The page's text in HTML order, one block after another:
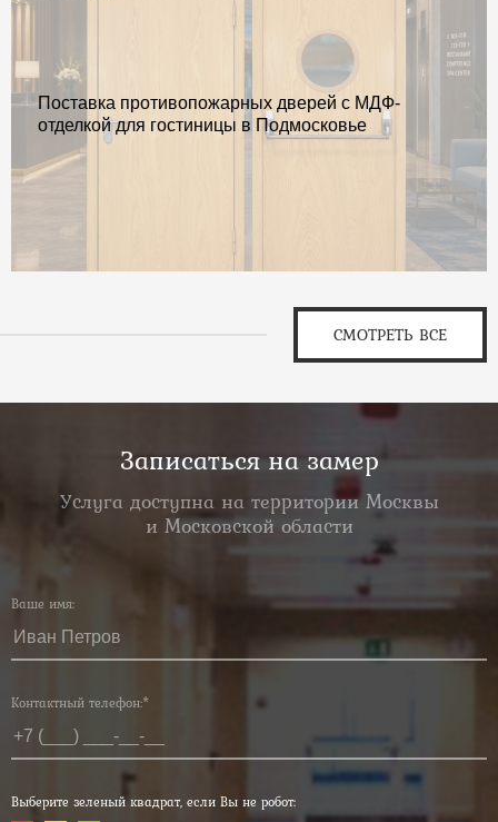
Поставка противопожарных дверей с МДФ-
отделкой для гостиницы в Подмосковье
СМОТРЕТЬ ВСЕ
Записаться на замер
Услуга доступна на территории Москвы
и Московской области
Ваше имя:
Контактный телефон:*
Выберите зеленый квадрат, если Вы не робот: